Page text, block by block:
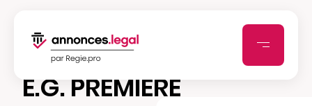
E.G. PREMIERE